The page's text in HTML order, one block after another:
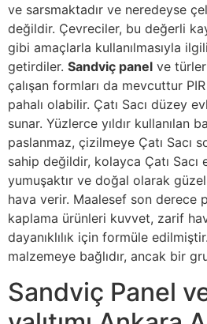
ve sarsmaktadır ve neredeyse
değildir. Çevreciler, bu değerli
gibi amaçlarla kullanılmasıyla
getirdiler. Sandviç panel ve
çalışan formları da mevcuttur
pahalı olabilir. Çatı Sacı düzey
sunar. Yüzlerce yıldır kullanılan
paslanmaz, çizilmeye Çatı Sacı
sahip değildir, kolayca Çatı
yumuşaktır ve doğal olarak
hava verir. Maalesef son derece
kaplama ürünleri kuvvet, zarif
dayanıklılık için formüle
malzemeye bağlıdır, ancak bir
Sandviç Panel